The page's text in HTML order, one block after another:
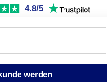
4.8/5
werden